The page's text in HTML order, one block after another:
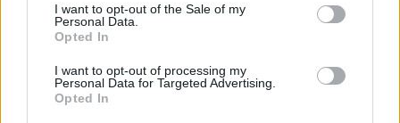
I want to opt-out of the Sale of my
Personal Data.
Opted In
I want to opt-out of processing my
Personal Data for Targeted Advertising.
Opted In